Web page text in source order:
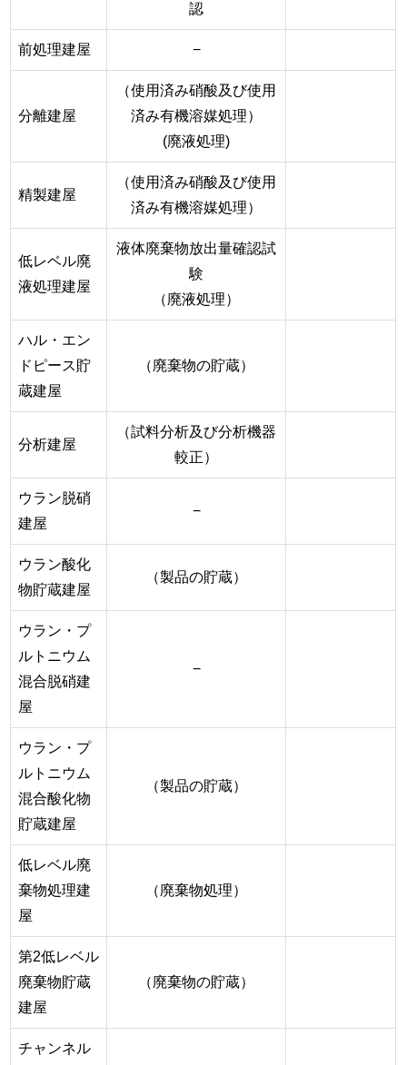
認
前処理建屋 −
分離建屋
（使用済み硝酸及び使用
済み有機溶媒処理）
(廃液処理)
精製建屋
（使用済み硝酸及び使用
済み有機溶媒処理）
低レベル廃
液処理建屋
液体廃棄物放出量確認試
験
（廃液処理）
ハル・エン
ドピース貯
蔵建屋
（廃棄物の貯蔵）
分析建屋
（試料分析及び分析機器
較正）
ウラン脱硝
建屋
−
ウラン酸化
物貯蔵建屋
（製品の貯蔵）
ウラン・プ
ルトニウム
混合脱硝建
屋
−
ウラン・プ
ルトニウム
混合酸化物
貯蔵建屋
（製品の貯蔵）
低レベル廃
棄物処理建
屋
（廃棄物処理）
第2低レベル
廃棄物貯蔵
建屋
（廃棄物の貯蔵）
チャンネル